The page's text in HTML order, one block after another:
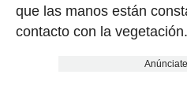
que las manos están
contacto con la vegetación.